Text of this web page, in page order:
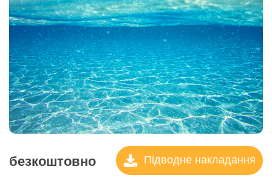
безкоштовно Підводне накладання